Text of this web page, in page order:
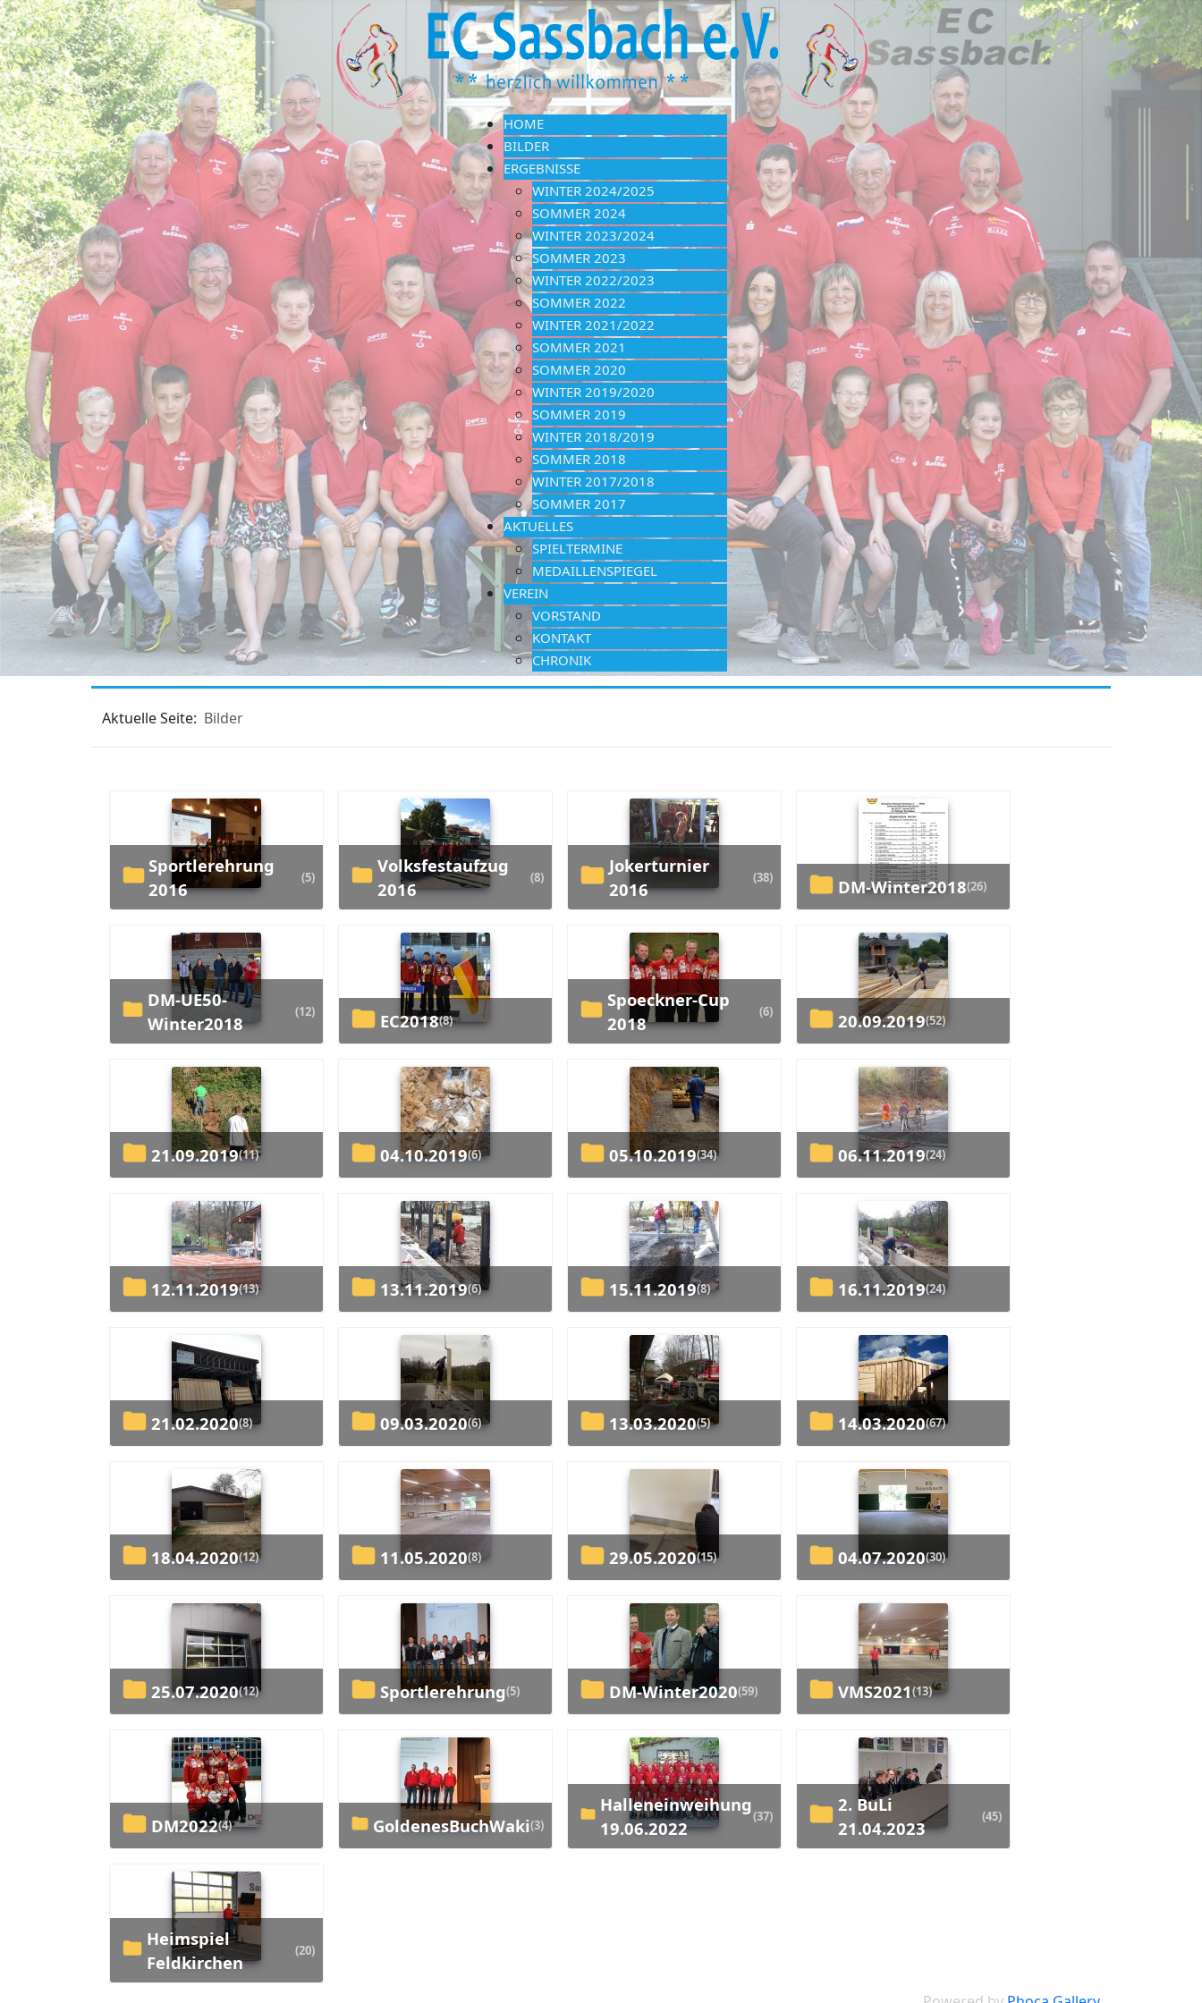
HOME
BILDER
ERGEBNISSE
WINTER 2024/2025
SOMMER 2024
WINTER 2023/2024
SOMMER 2023
WINTER 2022/2023
SOMMER 2022
WINTER 2021/2022
SOMMER 2021
SOMMER 2020
WINTER 2019/2020
SOMMER 2019
WINTER 2018/2019
SOMMER 2018
WINTER 2017/2018
SOMMER 2017
AKTUELLES
SPIELTERMINE
MEDAILLENSPIEGEL
VEREIN
VORSTAND
KONTAKT
CHRONIK
Aktuelle Seite: Bilder
Sportlerehrung
2016
(5)
Volksfestaufzug
2016
(8)
Jokerturnier
2016
(38) DM-Winter2018(26)
DM-UE50-
Winter2018
(12) EC2018(8)
Spoeckner-Cup
2018
(6) 20.09.2019(52)
21.09.2019(11) 04.10.2019(6) 05.10.2019(34) 06.11.2019(24)
12.11.2019(13) 13.11.2019(6) 15.11.2019(8) 16.11.2019(24)
21.02.2020(8) 09.03.2020(6) 13.03.2020(5) 14.03.2020(67)
18.04.2020(12) 11.05.2020(8) 29.05.2020(15) 04.07.2020(30)
25.07.2020(12) Sportlerehrung(5) DM-Winter2020(59) VMS2021(13)
DM2022(4) GoldenesBuchWaki(3)
Halleneinweihung
19.06.2022
(37)
2. BuLi
21.04.2023
(45)
Heimspiel
Feldkirchen
(20)